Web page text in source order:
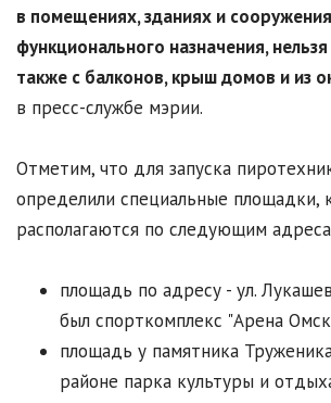
в помещениях, зданиях и
функционального назначения,
также с балконов, крыш домов и из
в пресс-службе мэрии.
Отметим, что для запуска
определили специальные площадки,
располагаются по следующим
площадь по адресу - ул.
был спорткомплекс "Арена
площадь у памятника
районе парка культуры и